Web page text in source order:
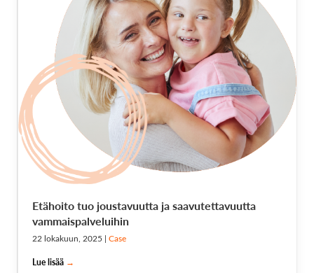
Etähoito tuo joustavuutta ja saavutettavuutta
vammaispalveluihin
22 lokakuun, 2025 | Case
Lue lisää →